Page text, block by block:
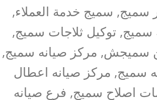
سميج خدمة العملاء,
توكيل ثلاجات سميج,
سميجش, مركز صيانه سميج,
سميج, مركز صيانه اعطال
اصلاح سميج, فرع صيانه